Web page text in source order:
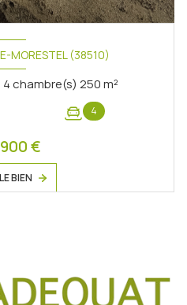
MORESTEL (38510)
Maison 5 pièce(s) 4 chambre(s) 250 m²
4
€
BIEN